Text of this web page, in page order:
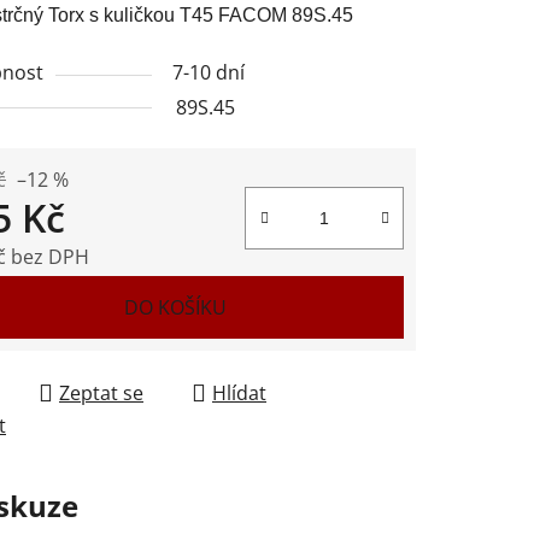
Torx s kuličkou T45 FACOM 89S.45
7-10 dní
89S.45
–12 %
Kč
bez DPH
DO KOŠÍKU
Zeptat se
Hlídat